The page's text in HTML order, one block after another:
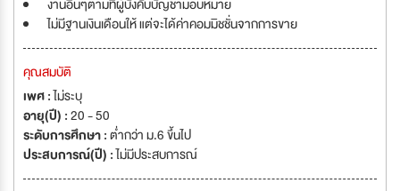
งานอื่นๆตามที่ผู้บังคับบัญชามอบหมาย
ไม่มีฐานเงินเดือนให้ แต่จะได้ค่าคอมมิชชั่นจากการขาย
คุณสมบัติ
เพศ :ไม่ระบุ
อายุ(ปี) :20 - 50
ระดับการศึกษา :ต่ำกว่า ม.6 ขึ้นไป
ประสบการณ์(ปี) :ไม่มีประสบการณ์